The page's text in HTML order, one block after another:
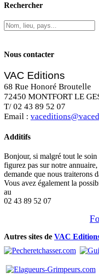
Rechercher
Nous contacter
VAC Editions
68 Rue Honoré Broutelle
72450 MONTFORT LE
T/ 02 43 89 52 07
Email :
Additifs
Bonjour, si malgré tout le soin
figurez pas sur notre
demande que nous traiterons
Vous avez également la
au
02 43 89 52 07
Autres sites de VAC